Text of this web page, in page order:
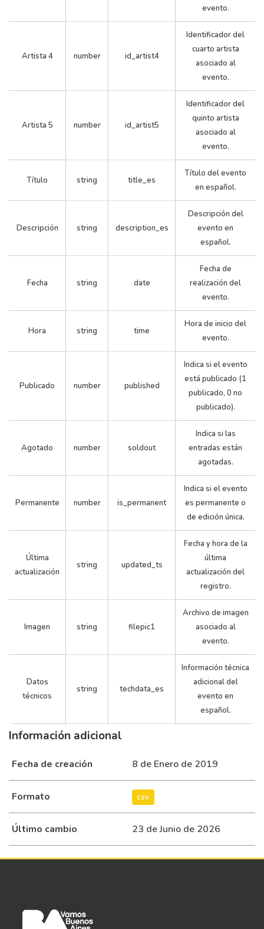
0.0
0.0
0.0
0.0
293 4
evento.
Artista 4 number id_artist4
Identificador del
cuarto artista
asociado al
evento.
Artista 5 number id_artist5
Identificador del
quinto artista
asociado al
evento.
Título string title_es
Título del evento
en español.
Descripción string description_es
Descripción del
evento en
español.
Fecha string date
Fecha de
realización del
evento.
Hora string time
Hora de inicio del
evento.
Publicado number published
Indica si el evento
está publicado (1
publicado, 0 no
publicado).
Agotado number soldout
Indica si las
entradas están
agotadas.
Permanente number is_permanent
Indica si el evento
es permanente o
de edición única.
Última
actualización
string updated_ts
Fecha y hora de la
última
actualización del
registro.
Imagen string filepic1
Archivo de imagen
asociado al
evento.
Datos
técnicos
string techdata_es
Información técnica
adicional del
evento en
español.
Información adicional
Fecha de creación 8 de Enero de 2019
Formato csv
Último cambio 23 de Junio de 2026